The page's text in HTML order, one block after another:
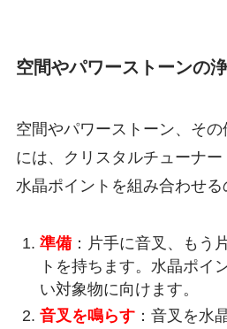
空間やパワーストーンの
空間やパワーストーン、そ
には、クリスタルチューナ
水晶ポイントを組み合わせる
準備：片手に音叉、もう
トを持ちます。水晶ポイ
い対象物に向けます。
音叉を鳴らす：音叉を水